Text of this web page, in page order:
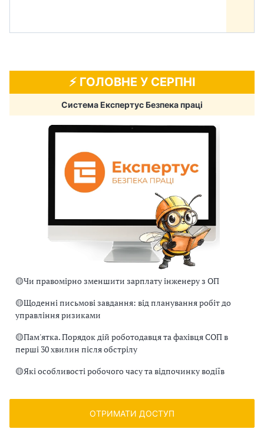
⚡️ ГОЛОВНЕ У СЕРПНІ
Система Експертус Безпека праці
🟡Чи правомірно зменшити зарплату інженеру з ОП
🟡Щоденні письмові завдання: від планування робіт до
управління ризиками
🟡Пам'ятка. Порядок дій роботодавця та фахівця СОП в
перші 30 хвилин після обстрілу
🟡Які особливості робочого часу та відпочинку водіїв
ОТРИМАТИ ДОСТУП